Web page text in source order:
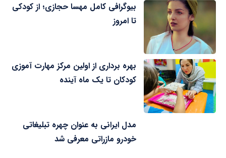
بیوگرافی کامل مهسا حجازی؛ از کودکی
تا امروز
بهره برداری از اولین مرکز مهارت آموزی
کودکان تا یک ماه آینده
مدل ایرانی به عنوان چهره تبلیغاتی
خودرو مازراتی معرفی شد